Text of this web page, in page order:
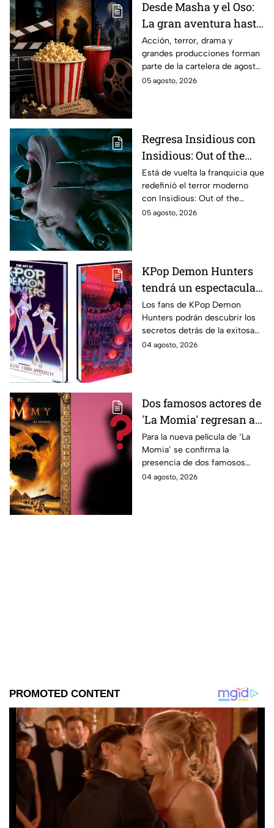
Desde Masha y el Oso:
La gran aventura hasta
El Final de la Calle Oak
con Anne Hathaway.
Esta es la lista
completa de los
México
Acción, terror, drama y
grandes producciones forman
parte de la cartelera de agosto
en México.
05 agosto, 2026
Regresa Insidious con
Insidious: Out of the
Further; esto revela el
aterrador primer tráiler
Está de vuelta la franquicia que
redefinió el terror moderno
con Insidious: Out of the
Further. Te contamos todo lo
05 agosto, 2026
KPop Demon Hunters
tendrá un espectacular
libro de arte con más de
500 ilustraciones
inéditas: ¿se venderá
en México?
Los fans de KPop Demon
Hunters podrán descubrir los
secretos detrás de la exitosa
película gracias a un nuevo
04 agosto, 2026
Dos famosos actores de
'La Momia' regresan a
la nueva película;
descubre de quiénes se
tratan
Para la nueva película de ‘La
Momia’ se confirma la
presencia de dos famosos
actores, ya se dio a conocer
04 agosto, 2026